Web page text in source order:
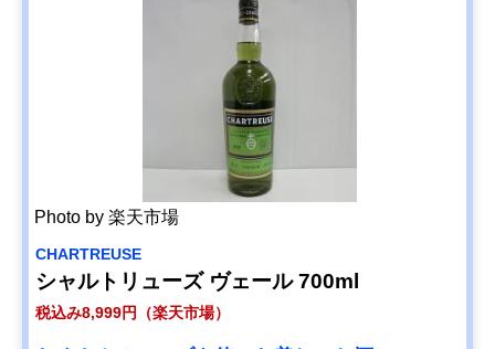
Photo by 楽天市場
CHARTREUSE
シャルトリューズ ヴェール 700ml
税込み8,999円（楽天市場）